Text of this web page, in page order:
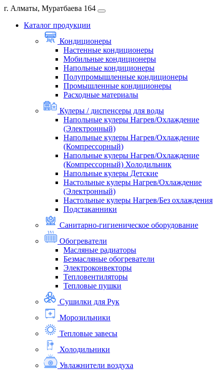
г. Алматы, Муратбаева 164
Каталог продукции
Кондиционеры
Настенные кондиционеры
Мобильные кондиционеры
Напольные кондиционеры
Полупромышленные кондиционеры
Промышленные кондиционеры
Расходные материалы
Кулеры / диспенсеры для воды
Напольные кулеры Нагрев/Охлаждение
(Электронный)
Напольные кулеры Нагрев/Охлаждение
(Компрессорный)
Напольные кулеры Нагрев/Охлаждение
(Компрессорный) Холодильник
Напольные кулеры Детские
Настольные кулеры Нагрев/Охлаждение
(Электронный)
Настольные кулеры Нагрев/Без охлаждения
Подстаканники
Санитарно-гигиеническое оборудование
Обогреватели
Масляные радиаторы
Безмасляные обогреватели
Электроконвекторы
Тепловентиляторы
Тепловые пушки
Сушилки для Рук
Морозильники
Тепловые завесы
Холодильники
Увлажнители воздуха